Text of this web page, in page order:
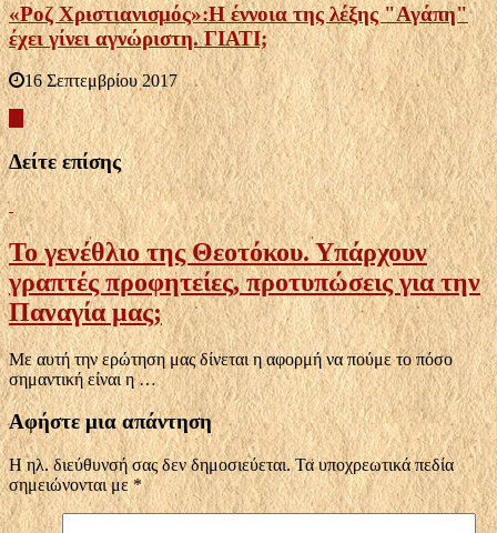
«Ροζ Χριστιανισμός»:Η έννοια της λέξης "Αγάπη"
έχει γίνει αγνώριστη. ΓΙΑΤΙ;
16 Σεπτεμβρίου 2017
Δείτε επίσης
Το γενέθλιο της Θεοτόκου. Υπάρχουν
γραπτές προφητείες, προτυπώσεις για την
Παναγία μας;
Με αυτή την ερώτηση μας δίνεται η αφορμή να πούμε το πόσο
σημαντική είναι η …
Αφήστε μια απάντηση
Η ηλ. διεύθυνσή σας δεν δημοσιεύεται.Τα υποχρεωτικά πεδία
σημειώνονται με*